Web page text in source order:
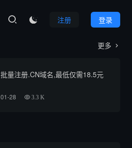
登录
注册

更多 
批量注册.CN域名,最低仅需18.5元
01-28 3.3 K